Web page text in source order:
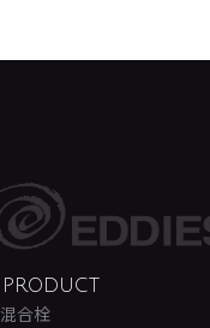
PRODUCT
混合栓